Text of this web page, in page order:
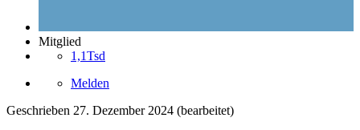
Mitglied
1,1Tsd
Melden
Geschrieben 27. Dezember 2024 (bearbeitet)